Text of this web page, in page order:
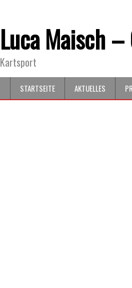
Luca Maisch
Kartsport
STARTSEITE AKTUELLES